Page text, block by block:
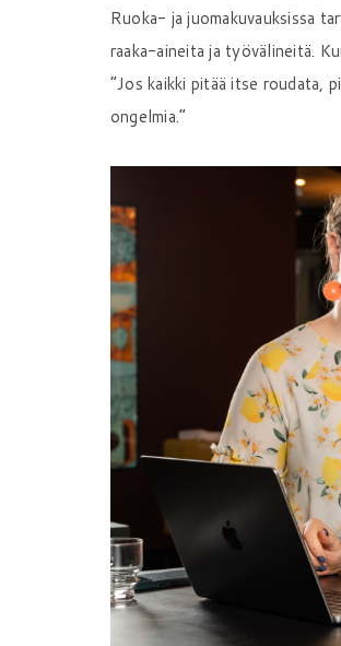
Ruoka- ja juomakuvauksissa
raaka-aineita ja työvälineitä.
”Jos kaikki pitää itse roudata,
ongelmia.”